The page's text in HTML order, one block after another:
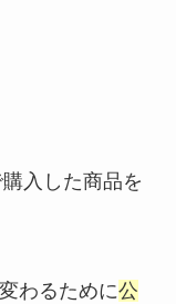
入した商品を
わるために公